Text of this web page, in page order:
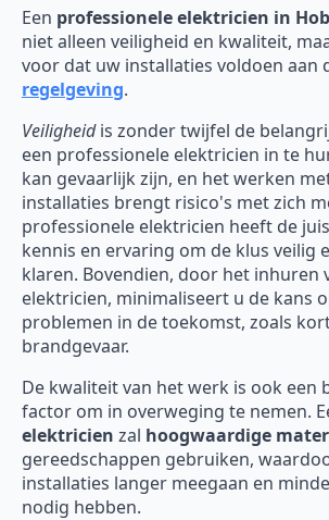
Een professionele elektricien in
niet alleen veiligheid en kwaliteit,
voor dat uw installaties voldoen aan
regelgeving.
Veiligheidis zonder twijfel de
een professionele elektricien in te
kan gevaarlijk zijn, en het werken
installaties brengt risico's met zich
professionele elektricien heeft de
kennis en ervaring om de klus veilig
klaren. Bovendien, door het inhuren
elektricien, minimaliseert u de kans
problemen in de toekomst, zoals
brandgevaar.
De kwaliteit van het werk is ook een
factor om in overweging te nemen.
elektricien zal hoogwaardige
gereedschappen gebruiken,
installaties langer meegaan en
nodig hebben.